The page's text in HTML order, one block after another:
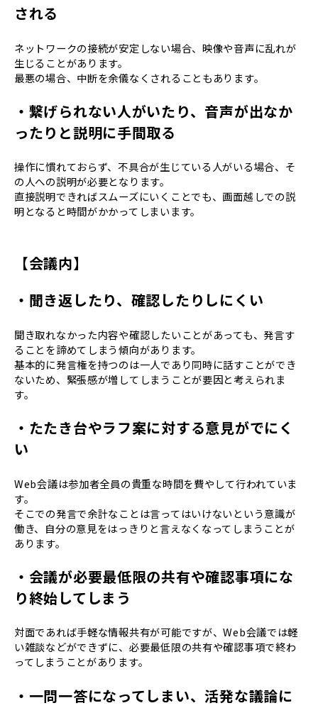
される
ネットワークの接続が安定しない場合、映像や音声に乱れが
生じることがあります。
最悪の場合、中断を余儀なくされることもあります。
・繋げられない人がいたり、音声が出なか
ったりと説明に手間取る
操作に慣れておらず、不具合が生じている人がいる場合、そ
の人への説明が必要となります。
直接説明できればスムーズにいくことでも、画面越しでの説
明となると時間がかかってしまいます。
【会議内】
・聞き返したり、確認したりしにくい
聞き取れなかった内容や確認したいことがあっても、発言す
ることを諦めてしまう傾向があります。
基本的に発言権を持つのは一人であり同時に話すことができ
ないため、緊張感が増してしまうことが要因と考えられま
す。
・たたき台やラフ案に対する意見がでにく
い
Web会議は参加者全員の貴重な時間を費やして行われていま
す。
そこでの発言で余計なことは言ってはいけないという意識が
働き、自分の意見をはっきりと言えなくなってしまうことが
あります。
・会議が必要最低限の共有や確認事項にな
り終始してしまう
対面であれば手軽な情報共有が可能ですが、Web会議では軽
い雑談などができずに、必要最低限の共有や確認事項で終わ
ってしまうことがあります。
・一問一答になってしまい、活発な議論に